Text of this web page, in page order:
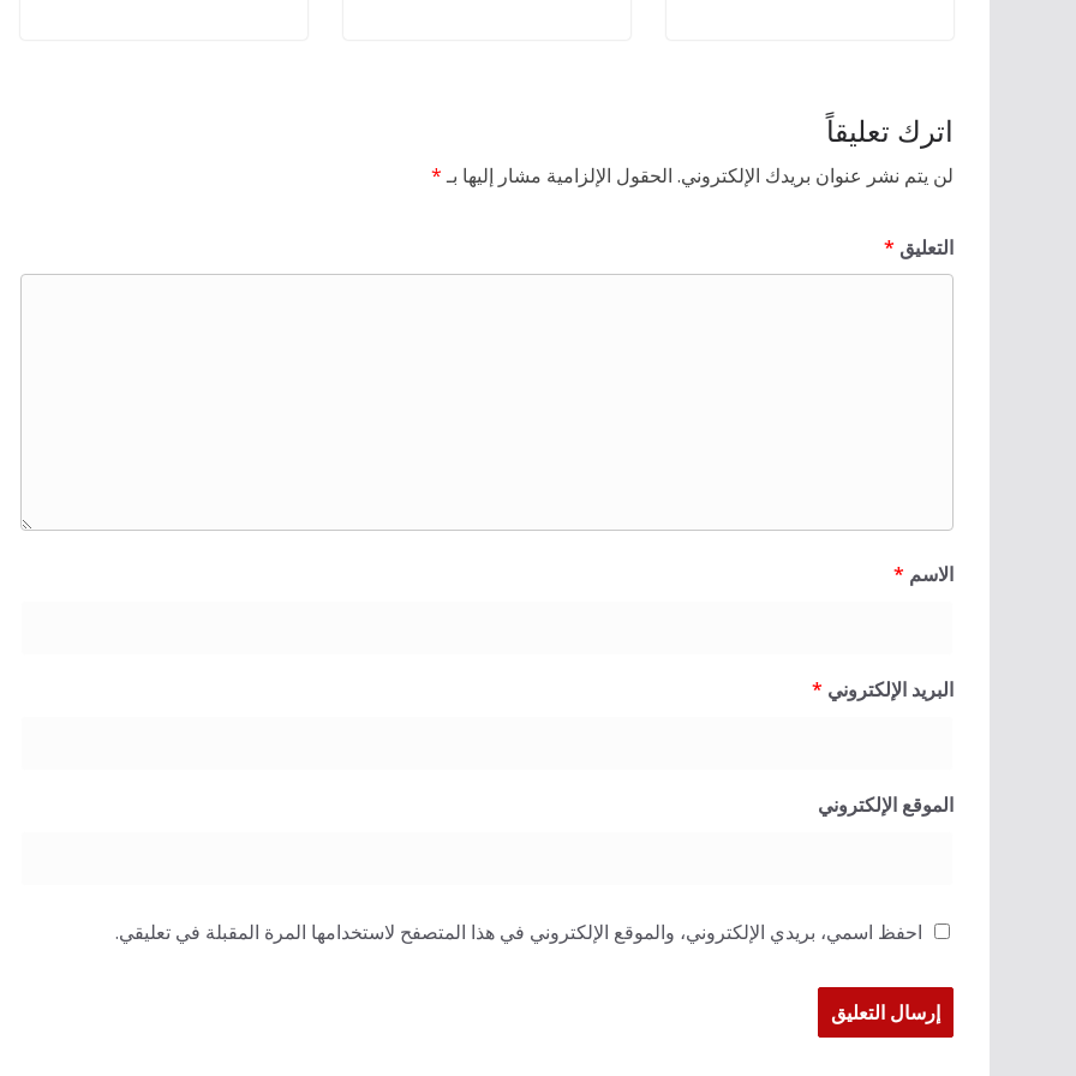
اترك تعليقاً
لن يتم نشر عنوان بريدك الإلكتروني. الحقول الإلزامية مشار إليها بـ*
التعليق *
الاسم *
البريد الإلكتروني *
الموقع الإلكتروني
احفظ اسمي، بريدي الإلكتروني، والموقع الإلكتروني في هذا المتصفح لاستخدامها المرة المقبلة في تعليقي.